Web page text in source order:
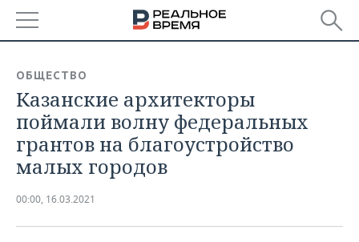
БАШКОРТОСТАН
ТАТАРСТАН
УДМУРТИЯ
НОВОСТИ
АНАЛИТИКА
НОВОСТИ АНАЛИТИКИ
ДЕКЛАРАЦИИ О ДОХОДАХ
ЭКОНОМИКА
НОВОСТИ ЭКОНОМИКИ
ПРОМЫШЛЕННОСТЬ
ОБЩЕСТВО
Казанские архитекторы
поймали волну федеральных
грантов на благоустройство
малых городов
00:00, 16.03.2021